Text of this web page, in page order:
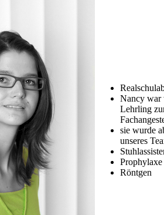
Nancy war
Lehrling
sie wurde
unseres
Prophylaxe
Röntgen